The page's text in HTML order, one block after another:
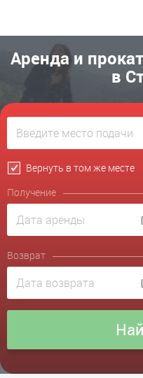
Аренда и
в
Вернуть в том же месте
Получение
Возврат